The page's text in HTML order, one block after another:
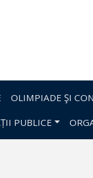
OLIMPIADE ŞI
PUBLICE